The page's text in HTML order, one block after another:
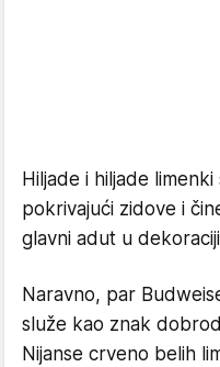
Hiljade i hiljade
pokrivajući zidove i
glavni adut u
Naravno, par
služe kao znak
Nijanse crveno belih